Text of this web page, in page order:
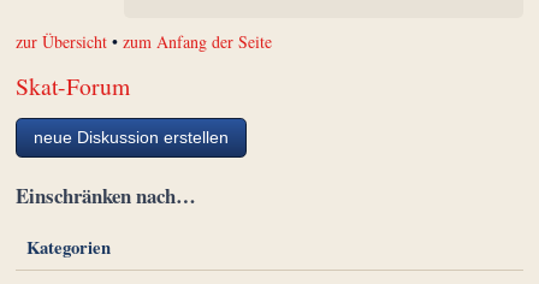
zur Übersicht •zum Anfang der Seite
Skat-Forum
neue Diskussion erstellen
Einschränken nach…
Kategorien